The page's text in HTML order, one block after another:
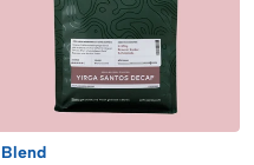
Blend